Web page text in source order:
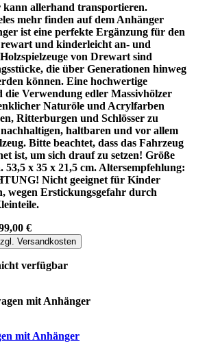
allerhand transportieren.
mehr finden auf dem Anhänger
ist eine perfekte Ergänzung für den
und kinderleicht an- und
von Drewart sind
die über Generationen hinweg
können. Eine hochwertige
Verwendung edler Massivhölzer
Naturöle und Acrylfarben
Ritterburgen und Schlösser zu
haltbaren und vor allem
Bitte beachtet, dass das Fahrzeug
ist, um sich drauf zu setzen! Größe
53,5 x 35 x 21,5 cm. Altersempfehlung:
Nicht geeignet für Kinder
wegen Erstickungsgefahr durch
€
Versandkosten
verfügbar
mit Anhänger